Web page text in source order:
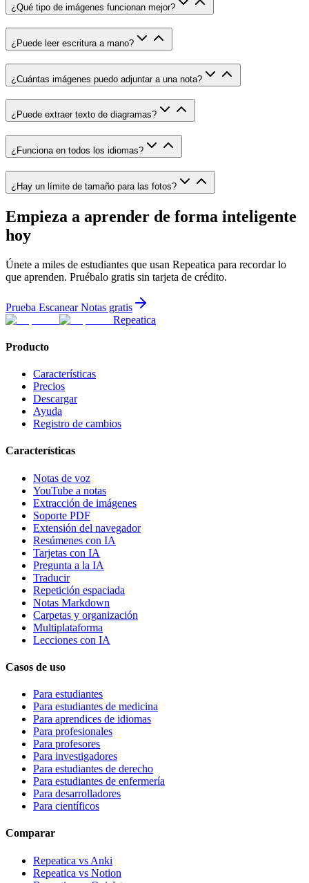
¿Qué tipo de imágenes funcionan mejor?
¿Puede leer escritura a mano?
¿Cuántas imágenes puedo adjuntar a una nota?
¿Puede extraer texto de diagramas?
¿Funciona en todos los idiomas?
¿Hay un límite de tamaño para las fotos?
Empieza a aprender de forma inteligente
hoy
Únete a miles de estudiantes que usan Repeatica para recordar lo
que aprenden. Pruébalo gratis sin tarjeta de crédito.
Prueba Escanear Notas gratis
Repeatica
Producto
Características
Precios
Descargar
Ayuda
Registro de cambios
Características
Notas de voz
YouTube a notas
Extracción de imágenes
Soporte PDF
Extensión del navegador
Resúmenes con IA
Tarjetas con IA
Pregunta a la IA
Traducir
Repetición espaciada
Notas Markdown
Carpetas y organización
Multiplataforma
Lecciones con IA
Casos de uso
Para estudiantes
Para estudiantes de medicina
Para aprendices de idiomas
Para profesionales
Para profesores
Para investigadores
Para estudiantes de derecho
Para estudiantes de enfermería
Para desarrolladores
Para científicos
Comparar
Repeatica vs Anki
Repeatica vs Notion